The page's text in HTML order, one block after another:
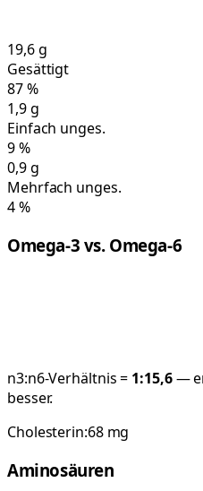
19,6g
Gesättigt
87%
1,9g
Einfach unges.
9%
0,9g
Mehrfach unges.
4%
Omega-3 vs. Omega-6
n3:n6-Verhältnis = 1:15,6—
besser.
Cholesterin:68mg
Aminosäuren